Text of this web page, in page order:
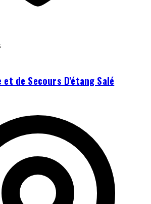
de Secours D'étang Salé